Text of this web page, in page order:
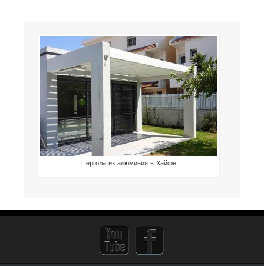
Пергола из алюминия в Хайфе